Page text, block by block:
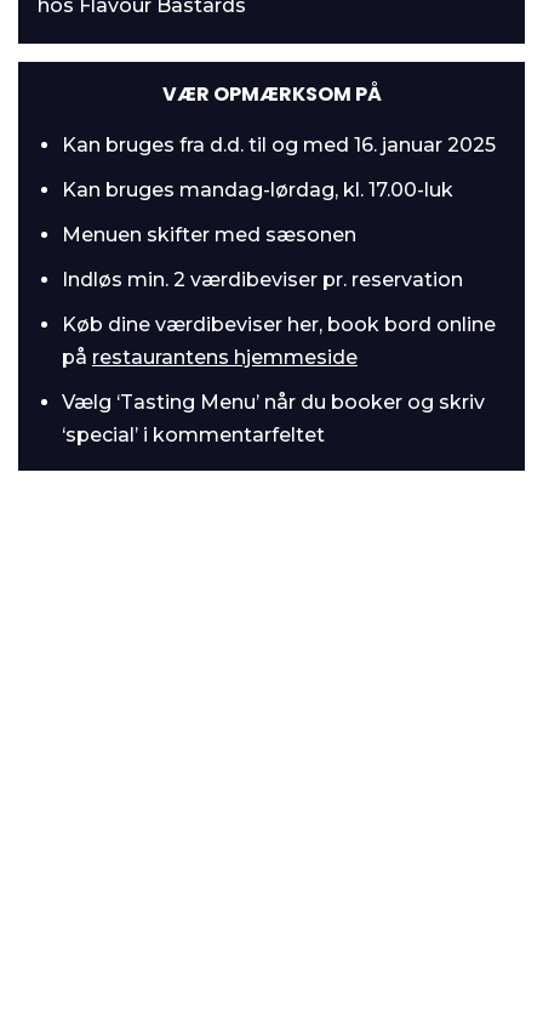
hos Flavour Bastards
VÆR OPMÆRKSOM PÅ
Kan bruges fra d.d. til og med 16. januar 2025
Kan bruges mandag-lørdag, kl. 17.00-luk
Menuen skifter med sæsonen
Indløs min. 2 værdibeviser pr. reservation
Køb dine værdibeviser her, book bord online
på restaurantens hjemmeside
Vælg ‘Tasting Menu’ når du booker og skriv
‘special’ i kommentarfeltet